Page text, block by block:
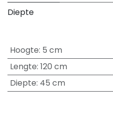
Diepte
Hoogte: 5 cm
Lengte: 120 cm
Diepte: 45 cm